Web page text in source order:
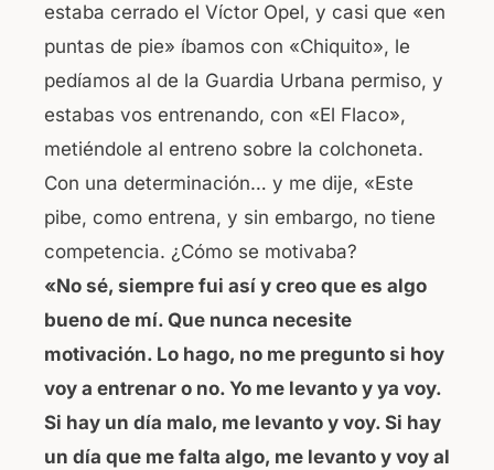
estaba cerrado el Víctor Opel, y casi que «en
puntas de pie» íbamos con «Chiquito», le
pedíamos al de la Guardia Urbana permiso, y
estabas vos entrenando, con «El Flaco»,
metiéndole al entreno sobre la colchoneta.
Con una determinación… y me dije, «Este
pibe, como entrena, y sin embargo, no tiene
competencia. ¿Cómo se motivaba?
«No sé, siempre fui así y creo que es algo
bueno de mí. Que nunca necesite
motivación. Lo hago, no me pregunto si hoy
voy a entrenar o no. Yo me levanto y ya voy.
Si hay un día malo, me levanto y voy. Si hay
un día que me falta algo, me levanto y voy al